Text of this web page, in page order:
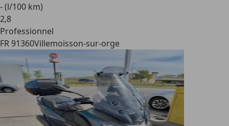
- (l/100 km)
2,8
Professionnel
FR 91360Villemoisson-sur-orge